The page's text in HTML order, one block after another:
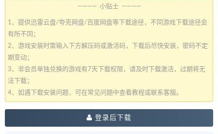
———— 小贴士 ————
1、提供迅雷云盘/夸克网盘/百度网盘等下载途径，不同游戏下载途径会
有所不同；
2、游戏安装时需输入下方解压码或激活码，下载后尽快安装，密码不定
期变动；
3、非会员单独兑换的游戏有7天下载权限，请及时下载激活，过期将无
法下载；
4、如遇下载安装问题，可在常见问题中查看教程或联系客服。
登录后下载